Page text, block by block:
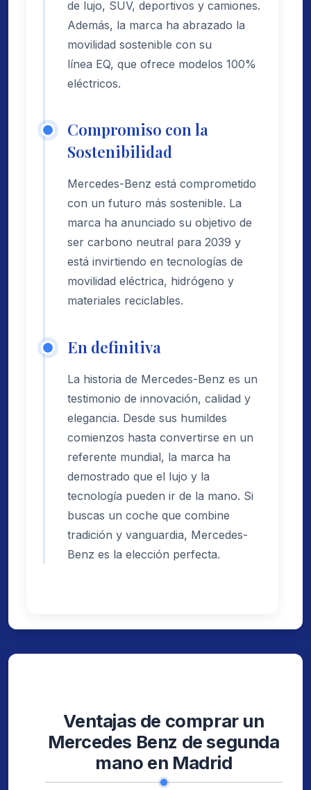
de lujo, SUV, deportivos y camiones.
Además, la marca ha abrazado la
movilidad sostenible con su
línea EQ, que ofrece modelos 100%
eléctricos.
Compromiso con la
Sostenibilidad
Mercedes-Benz está comprometido
con un futuro más sostenible. La
marca ha anunciado su objetivo de
ser carbono neutral para 2039 y
está invirtiendo en tecnologías de
movilidad eléctrica, hidrógeno y
materiales reciclables.
En definitiva
La historia de Mercedes-Benz es un
testimonio de innovación, calidad y
elegancia. Desde sus humildes
comienzos hasta convertirse en un
referente mundial, la marca ha
demostrado que el lujo y la
tecnología pueden ir de la mano. Si
buscas un coche que combine
tradición y vanguardia, Mercedes-
Benz es la elección perfecta.
Ventajas de comprar un
Mercedes Benz de segunda
mano en Madrid